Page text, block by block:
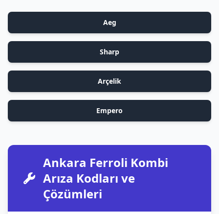
Aeg
Sharp
Arçelik
Empero
Ankara Ferroli Kombi
Arıza Kodları ve
Çözümleri